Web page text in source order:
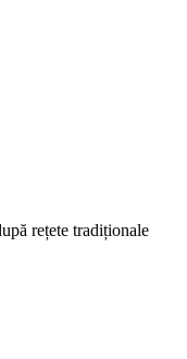
rețete tradiționale